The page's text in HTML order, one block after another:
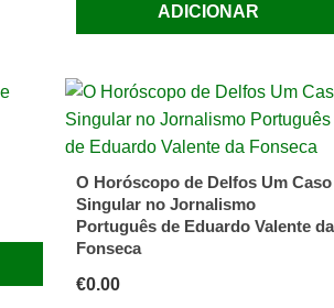
ADICIONAR
O Horóscopo de Delfos Um Caso
Singular no Jornalismo
Português de Eduardo Valente da
Fonseca
€0.00